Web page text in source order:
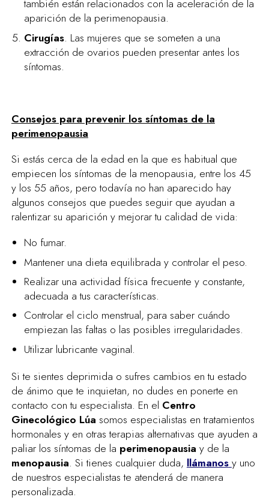
también están relacionados con la aceleración de la
aparición de la perimenopausia.
Cirugías. Las mujeres que se someten a una
extracción de ovarios pueden presentar antes los
síntomas.
Consejos para prevenir los síntomas de la
perimenopausia
Si estás cerca de la edad en la que es habitual que
empiecen los síntomas de la menopausia, entre los 45
y los 55 años, pero todavía no han aparecido hay
algunos consejos que puedes seguir que ayudan a
ralentizar su aparición y mejorar tu calidad de vida:
No fumar.
Mantener una dieta equilibrada y controlar el peso.
Realizar una actividad física frecuente y constante,
adecuada a tus características.
Controlar el ciclo menstrual, para saber cuándo
empiezan las faltas o las posibles irregularidades.
Utilizar lubricante vaginal.
Si te sientes deprimida o sufres cambios en tu estado
de ánimo que te inquietan, no dudes en ponerte en
contacto con tu especialista. En el Centro
Ginecológico Lúa somos especialistas en tratamientos
hormonales y en otras terapias alternativas que ayuden a
paliar los síntomas de la perimenopausia y de la
menopausia. Si tienes cualquier duda, llámanosy uno
de nuestros especialistas te atenderá de manera
personalizada.